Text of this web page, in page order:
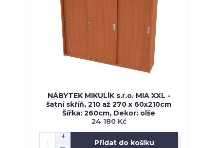
NÁBYTEK MIKULÍK s.r.o. MIA XXL -
šatní skříň, 210 až 270 x 60x210cm
Šířka: 260cm, Dekor: olše
24 180 Kč
Přidat do košíku